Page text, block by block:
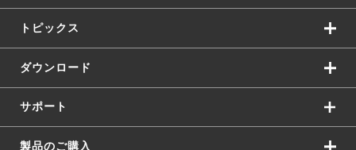
トピックス
ダウンロード
サポート
製品のご購入